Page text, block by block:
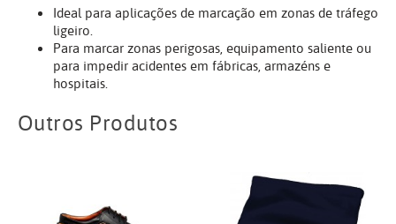
Ideal para aplicações de marcação em zonas de tráfego
ligeiro.
Para marcar zonas perigosas, equipamento saliente ou
para impedir acidentes em fábricas, armazéns e
hospitais.
Outros Produtos